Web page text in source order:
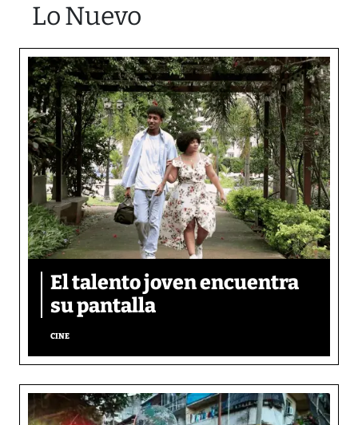
Lo Nuevo
El talento joven encuentra
su pantalla​
CINE